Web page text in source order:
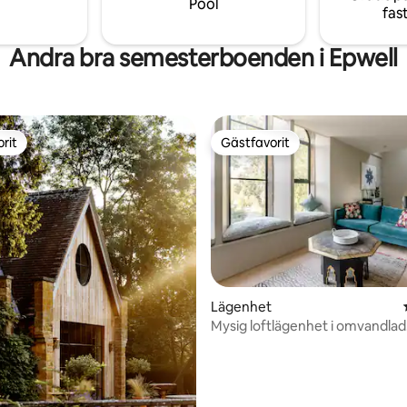
öl och hemlagad mat
Pool
Andra bra semesterboenden i Epwell
betyg, 16 omdömen
Gästfavorit
Gästfavorit
Lägenhet
Mysig loftlägenhet i omvandlad